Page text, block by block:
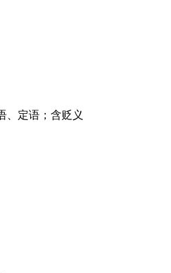
、定语；含贬义